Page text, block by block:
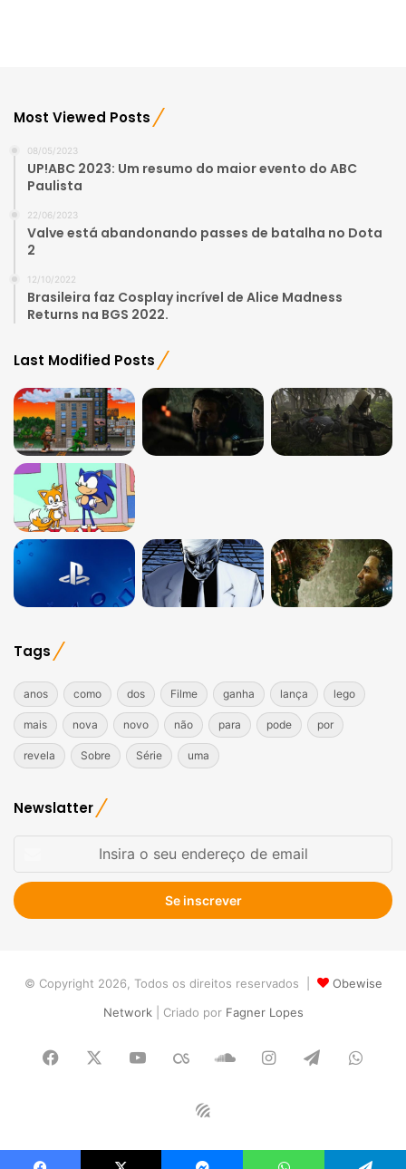
Most Viewed Posts
08/05/2023
UP!ABC 2023: Um resumo do maior evento do ABC
Paulista
22/06/2023
Valve está abandonando passes de batalha no Dota
2
12/10/2022
Brasileira faz Cosplay incrível de Alice Madness
Returns na BGS 2022.
Last Modified Posts
Tags
anos como dos Filme ganha lança lego
mais nova novo não para pode por
revela Sobre Série uma
Newslatter
seu
endereço
de
© Copyright 2026, Todos os direitos reservados |
Obewise
Network| Criado porFagner Lopes
Facebook YouTubeLast.FMSoundCloud
Instagram
Telegram
Obewise
Radio